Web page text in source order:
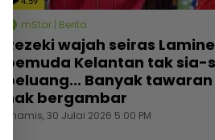
mStar | Berita
Rezeki wajah seiras
pemuda Kelantan tak sia-
peluang... Banyak
nak bergambar
Khamis, 30 Julai 2026 5:00 PM